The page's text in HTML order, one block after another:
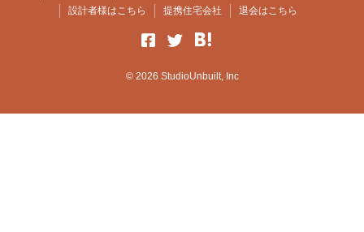
設計者様はこちら
提携住宅会社 退会はこちら
© 2026 StudioUnbuilt, Inc